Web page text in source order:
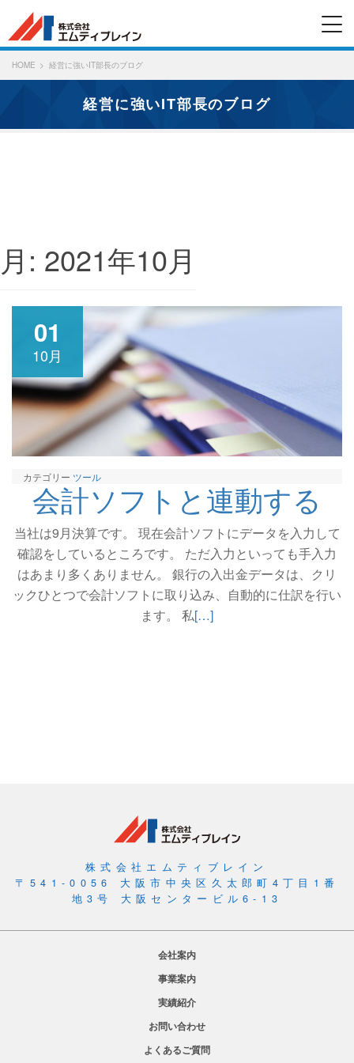
HOME 経営に強いIT部長のブログ
経営に強いIT部長のブログ
月: 2021年10月
01
10月
カテゴリー ツール
会計ソフトと連動する
当社は9月決算です。 現在会計ソフトにデータを入力して
確認をしているところです。 ただ入力といっても手入力
はあまり多くありません。 銀行の入出金データは、クリ
ックひとつで会計ソフトに取り込み、自動的に仕訳を行い
ます。 私続
連
動
す
る
[…]
株式会社エムティブレイン
〒541-0056 大阪市中央区久太郎町4丁目1番
地3号 大阪センタービル6-13
会社案内
事業案内
実績紹介
お問い合わせ
よくあるご質問